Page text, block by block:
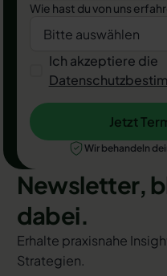
Wie hast du von uns
Ich akzeptiere die
Jetzt Termin
Jetzt
Wir behandeln
Newsletter,
dabei.
Erhalte praxisnahe
Strategien.